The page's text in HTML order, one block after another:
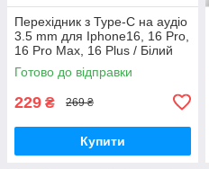
Перехідник з Type-C на аудіо
3.5 mm для Iphone16, 16 Pro,
16 Pro Max, 16 Plus / Білий
Готово до відправки
229 ₴ 269 ₴
Купити